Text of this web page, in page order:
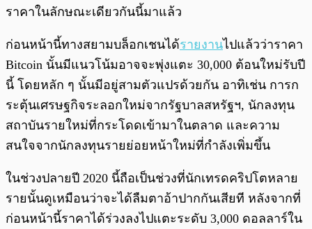
ราคาในลักษณะเดียวกันนี้มาแล้ว
ก่อนหน้านี้ทางสยามบล็อกเชนได้รายงานไปแล้วว่าราคา
Bitcoin นั้นมีแนวโน้มอาจจะพุ่งแตะ 30,000 ต้อนใหม่รับปี
นี้ โดยหลัก ๆ นั้นมีอยู่สามตัวแปรด้วยกัน อาทิเช่น การก
ระตุ้นเศรษฐกิจระลอกใหม่จากรัฐบาลสหรัฐฯ, นักลงทุน
สถาบันรายใหม่ที่กระโดดเข้ามาในตลาด และความ
สนใจจากนักลงทุนรายย่อยหน้าใหม่ที่กำลังเพิ่มขึ้น
ในช่วงปลายปี 2020 นี้ถือเป็นช่วงที่นักเทรดคริปโตหลาย
รายนั้นดูเหมือนว่าจะได้ลืมตาอ้าปากกันเสียที หลังจากที่
ก่อนหน้านี้ราคาได้ร่วงลงไปแตะระดับ 3,000 ดอลลาร์ใน